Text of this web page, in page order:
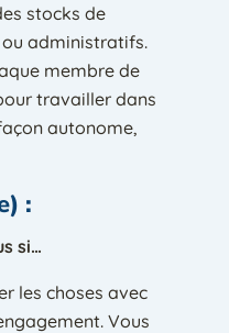
stocks de
administratifs.
membre de
travailler dans
autonome,
:
si…
les choses avec
Vous